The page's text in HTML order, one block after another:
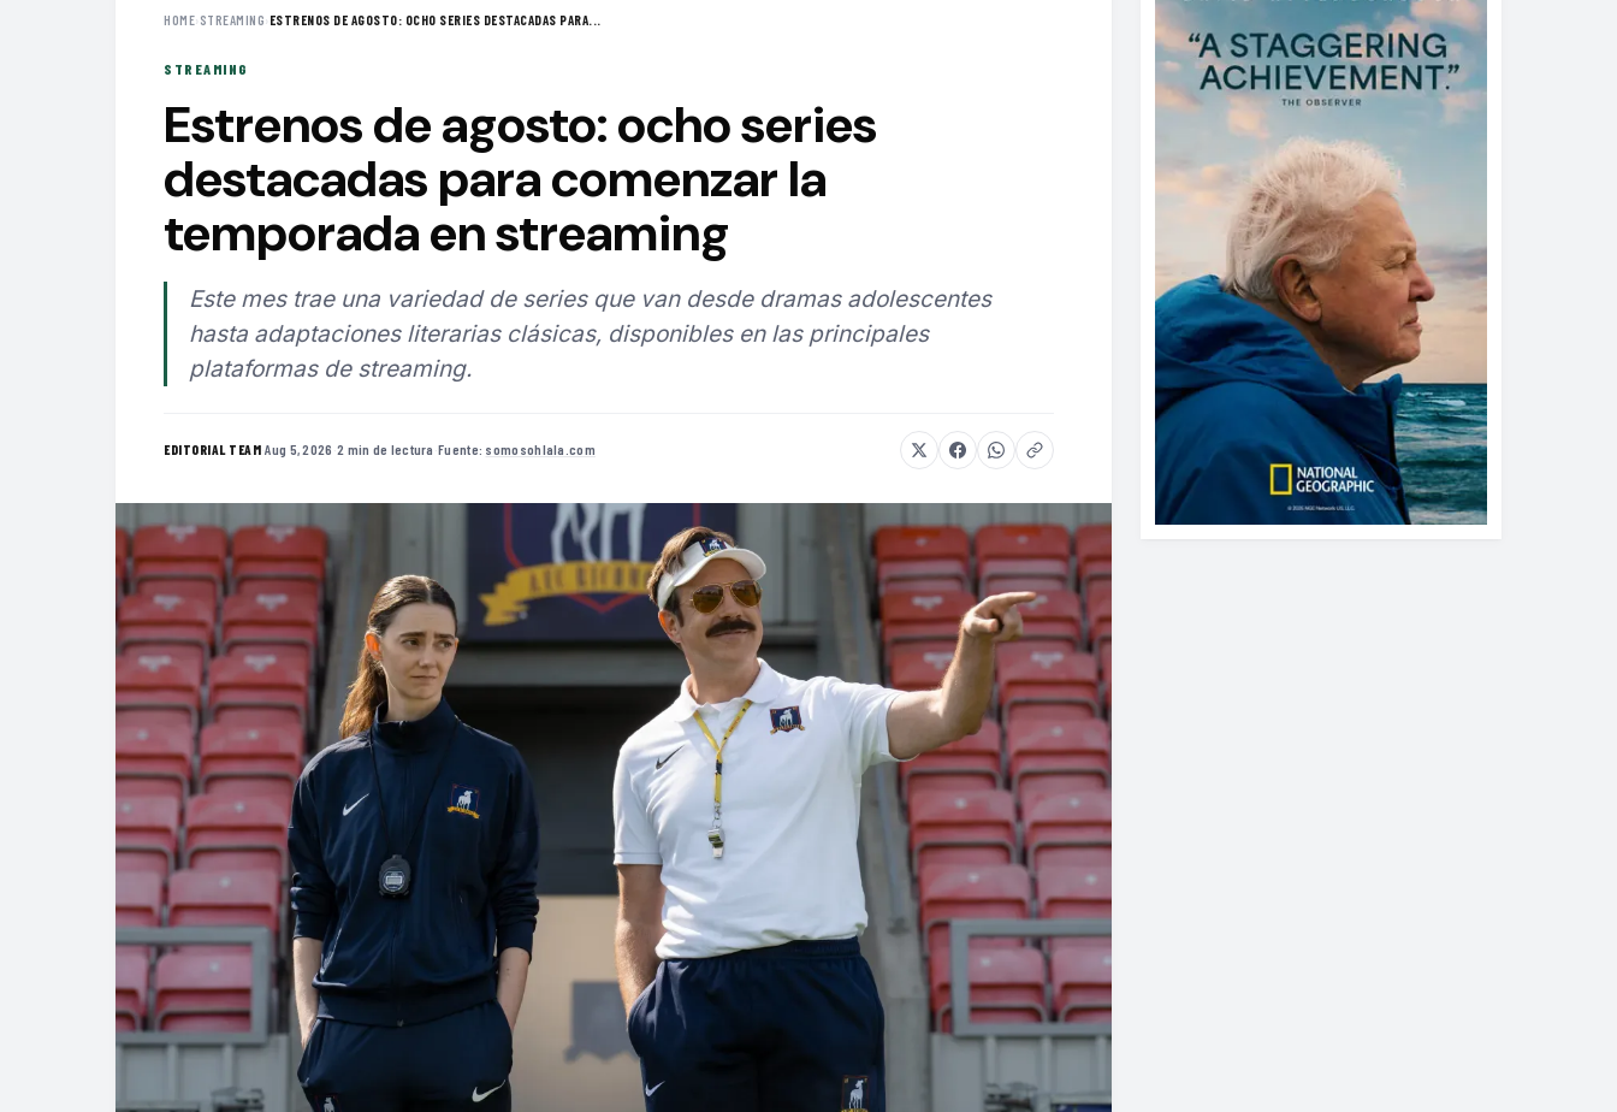
HOME› STREAMING› ESTRENOS DE AGOSTO: OCHO SERIES DESTACADAS PARA...
STREAMING
Estrenos de agosto: ocho series
destacadas para comenzar la
temporada en streaming
Este mes trae una variedad de series que van desde dramas adolescentes
hasta adaptaciones literarias clásicas, disponibles en las principales
plataformas de streaming.
EDITORIAL TEAM·Aug 5, 2026 ·2 min de lectura ·Fuente: somosohlala.com